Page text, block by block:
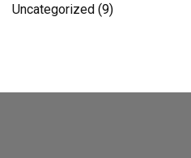
Uncategorized (9)